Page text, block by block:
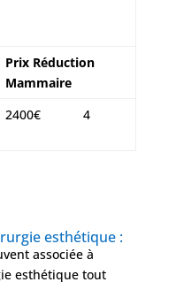
Prix Réduction
Mammaire
2400€ 4
esthétique :
associée à
esthétique tout